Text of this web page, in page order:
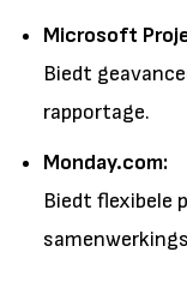
Microsoft
Biedt
rapportage.
Monday.com:
Biedt flexibele